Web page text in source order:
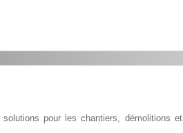
pour les chantiers, démolitions et